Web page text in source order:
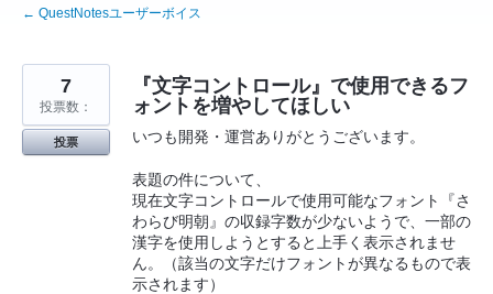
← QuestNotesユーザーボイス
『文字コントロール』で使用できるフ
ォントを増やしてほしい
いつも開発・運営ありがとうございます。
表題の件について、
現在文字コントロールで使用可能なフォント『さ
わらび明朝』の収録字数が少ないようで、一部の
漢字を使用しようとすると上手く表示されませ
ん。（該当の文字だけフォントが異なるもので表
示されます）
7
投票数：
投票